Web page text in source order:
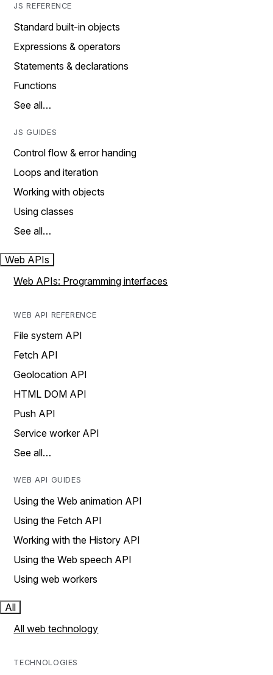
JS REFERENCE
Standard built-in objects
Expressions & operators
Statements & declarations
Functions
See all…
JS GUIDES
Control flow & error handing
Loops and iteration
Working with objects
Using classes
See all…
Web APIs
Web APIs: Programming interfaces
WEB API REFERENCE
File system API
Fetch API
Geolocation API
HTML DOM API
Push API
Service worker API
See all…
WEB API GUIDES
Using the Web animation API
Using the Fetch API
Working with the History API
Using the Web speech API
Using web workers
All
All web technology
TECHNOLOGIES